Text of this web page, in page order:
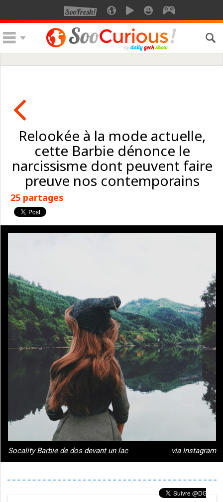
Relookée à la mode actuelle,
cette Barbie dénonce le
narcissisme dont peuvent faire
preuve nos contemporains
25 partages
Socality Barbie de dos devant un lac via Instagram